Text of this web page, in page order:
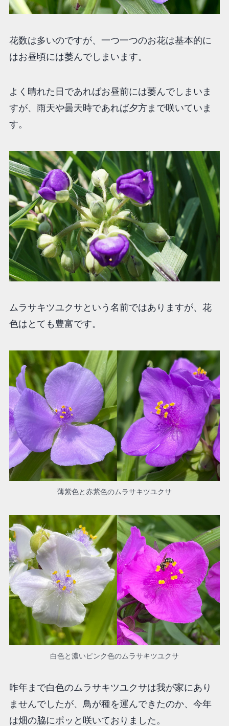
花数は多いのですが、一つ一つのお花は基本的に
はお昼頃には萎んでしまいます。
よく晴れた日であればお昼前には萎んでしまいま
すが、雨天や曇天時であれば夕方まで咲いていま
す。
ムラサキツユクサという名前ではありますが、花
色はとても豊富です。
薄紫色と赤紫色のムラサキツユクサ
白色と濃いピンク色のムラサキツユクサ
昨年まで白色のムラサキツユクサは我が家にあり
ませんでしたが、鳥が種を運んできたのか、今年
は畑の脇にポッと咲いておりました。